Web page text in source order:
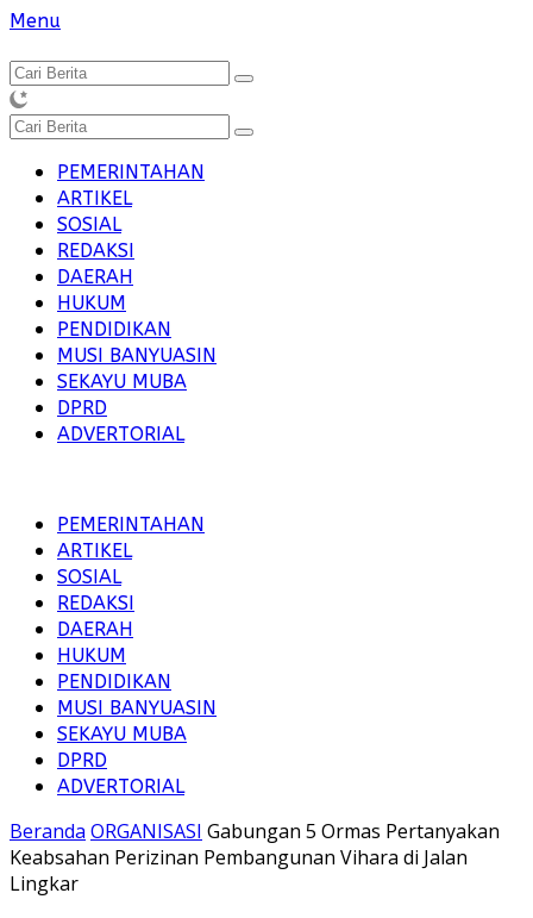
Langsung
konten
Menu
PEMERINTAHAN
ARTIKEL
SOSIAL
REDAKSI
DAERAH
HUKUM
PENDIDIKAN
MUSI BANYUASIN
SEKAYU MUBA
DPRD
ADVERTORIAL
PEMERINTAHAN
ARTIKEL
SOSIAL
REDAKSI
DAERAH
HUKUM
PENDIDIKAN
MUSI BANYUASIN
SEKAYU MUBA
DPRD
ADVERTORIAL
Beranda ORGANISASI Gabungan 5 Ormas Pertanyakan
Keabsahan Perizinan Pembangunan Vihara di Jalan
Lingkar